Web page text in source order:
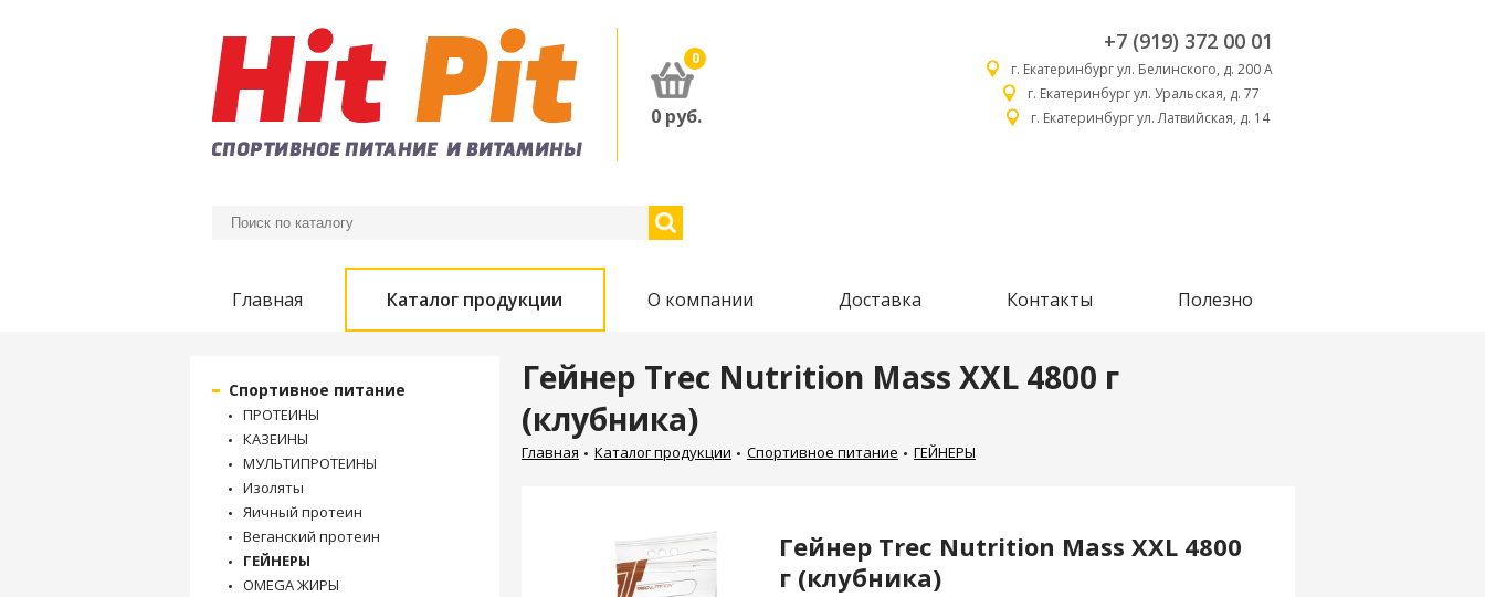
0
0 руб.
+7 (919) 372 00 01
г. Екатеринбург ул. Белинского, д. 200 А
г. Екатеринбург ул. Уральская, д. 77
г. Екатеринбург ул. Латвийская, д. 14
Главная Каталог продукции О компании Доставка Контакты Полезно
Спортивное питание
ПРОТЕИНЫ
КАЗЕИНЫ
МУЛЬТИПРОТЕИНЫ
Изоляты
Яичный протеин
Веганский протеин
ГЕЙНЕРЫ
OMEGA ЖИРЫ
Гейнер Trec Nutrition Mass XXL 4800 г
(клубника)
Главная Каталог продукции Спортивное питание ГЕЙНЕРЫ
Гейнер Trec Nutrition Mass XXL 4800
г (клубника)